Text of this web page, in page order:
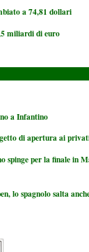
a 74,81 dollari
miliardi di euro
a Infantino
di apertura ai
spinge per la finale in
lo spagnolo salta